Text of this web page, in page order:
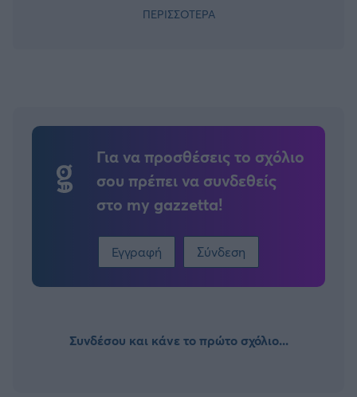
που θα τον βοηθήσει να κατανοήσει καλύτερα
ΠΕΡΙΣΣΟΤΕΡΑ
Για να προσθέσεις το σχόλιο
σου πρέπει να συνδεθείς
στο my gazzetta!
Εγγραφή Σύνδεση
Συνδέσου και κάνε το πρώτο σχόλιο...